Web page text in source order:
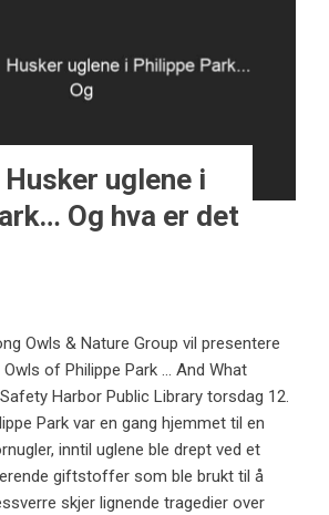
uglene i
Og hva er det
Owls & Nature Group vil presentere
of Philippe Park ... And What
Harbor Public Library torsdag 12.
Park var en gang hjemmet til en
inntil uglene ble drept ved et
giftstoffer som ble brukt til å
skjer lignende tragedier over